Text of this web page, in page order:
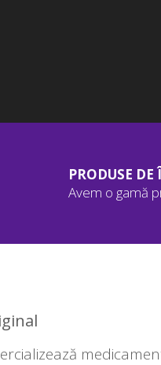
PRODUSE
Avem o gamă